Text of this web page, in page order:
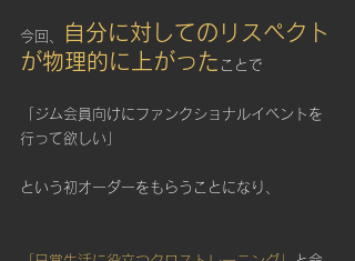
今回、
自分に対してのリスペクト
が物理的に上がった ことで
「ジム会員向けにファンクショナルイベントを
行って欲しい」
という初オーダーをもらうことになり、